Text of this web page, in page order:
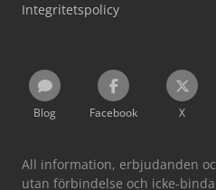
Integritetspolicy
Blog Facebook X
All information, erbjudanden
utan förbindelse och icke-